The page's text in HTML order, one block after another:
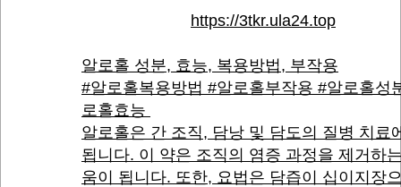
https://3tkr.ula24.top
알로홀 성분, 효능, 복용방법, 부작용
#알로홀복용방법 #알로홀부작용 #알로홀성
로홀효능
알로홀은 간 조직, 담낭 및 담도의 질병 치료
됩니다. 이 약은 조직의 염증 과정을 제거하
움이 됩니다. 또한, 요법은 담즙이 십이지장